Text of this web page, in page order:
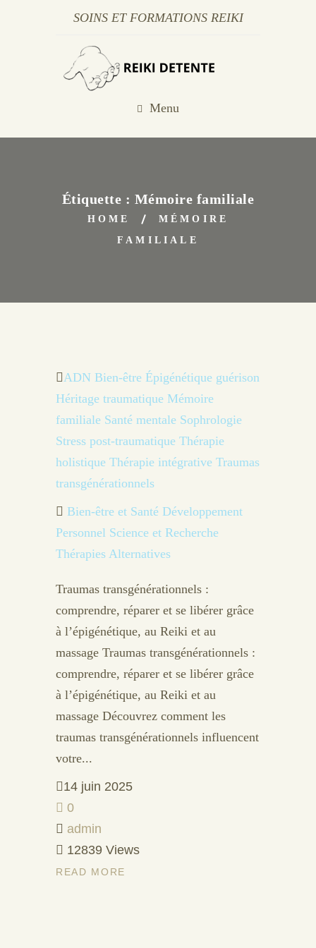
SOINS ET FORMATIONS REIKI
Menu
Étiquette : Mémoire familiale
HOME
MÉMOIRE
FAMILIALE
ADN Bien-être Épigénétique guérison
Héritage traumatique Mémoire
familiale Santé mentale Sophrologie
Stress post-traumatique Thérapie
holistique Thérapie intégrative Traumas
transgénérationnels
Bien-être et Santé Développement
Personnel Science et Recherche
Thérapies Alternatives
Traumas transgénérationnels :
comprendre, réparer et se libérer grâce
à l’épigénétique, au Reiki et au
massage Traumas transgénérationnels :
comprendre, réparer et se libérer grâce
à l’épigénétique, au Reiki et au
massage Découvrez comment les
traumas transgénérationnels influencent
votre...
14 juin 2025
0
admin
12839 Views
READ MORE